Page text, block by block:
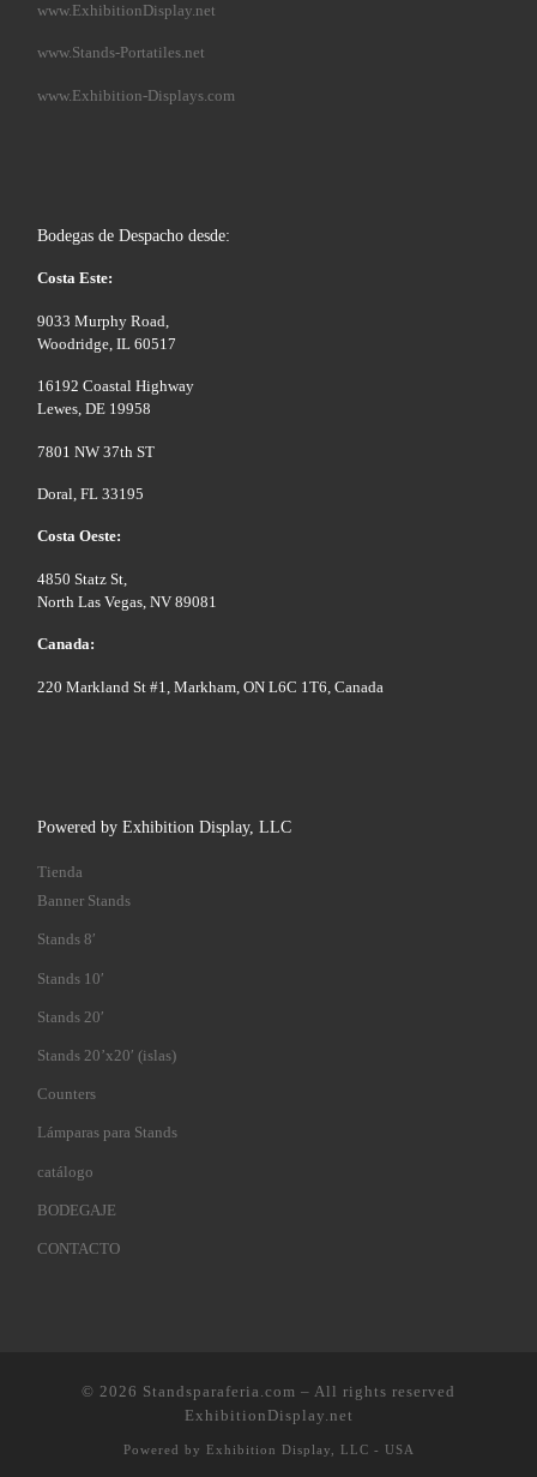
www.ExhibitionDisplay.net
www.Stands-Portatiles.net
www.Exhibition-Displays.com
Bodegas de Despacho desde:
Costa Este:
9033 Murphy Road,
Woodridge, IL 60517
16192 Coastal Highway
Lewes, DE 19958
7801 NW 37th ST
Doral, FL 33195
Costa Oeste:
4850 Statz St,
North Las Vegas, NV 89081
Canada:
220 Markland St #1, Markham, ON L6C 1T6, Canada
Powered by Exhibition Display, LLC
Tienda
Banner Stands
Stands 8′
Stands 10′
Stands 20′
Stands 20’x20′ (islas)
Counters
Lámparas para Stands
catálogo
BODEGAJE
CONTACTO
© 2026 Standsparaferia.com – All rights reserved
ExhibitionDisplay.net
Powered by Exhibition Display, LLC - USA